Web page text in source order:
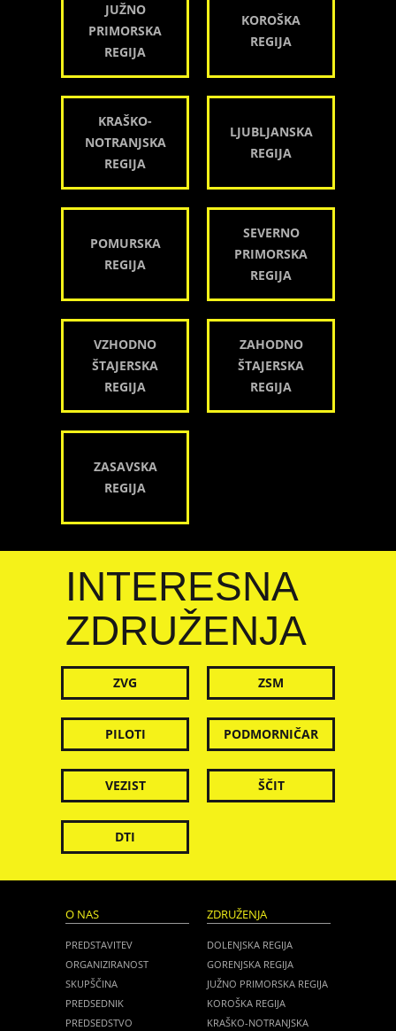
JUŽNO
PRIMORSKA
REGIJA
KOROŠKA
REGIJA
KRAŠKO-
NOTRANJSKA
REGIJA
LJUBLJANSKA
REGIJA
POMURSKA
REGIJA
SEVERNO
PRIMORSKA
REGIJA
VZHODNO
ŠTAJERSKA
REGIJA
ZAHODNO
ŠTAJERSKA
REGIJA
ZASAVSKA
REGIJA
INTERESNA
ZDRUŽENJA
ZVG ZSM
PILOTI PODMORNIČAR
VEZIST ŠČIT
DTI
O NAS
PREDSTAVITEV
ORGANIZIRANOST
SKUPŠČINA
PREDSEDNIK
PREDSEDSTVO
ZDRUŽENJA
DOLENJSKA REGIJA
GORENJSKA REGIJA
JUŽNO PRIMORSKA REGIJA
KOROŠKA REGIJA
KRAŠKO-NOTRANJSKA